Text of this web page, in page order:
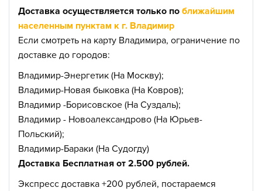
Доставка осуществляется только по ближайшим
населенным пунктам к г. Владимир
Если смотреть на карту Владимира, ограничение по
доставке до городов:
Владимир-Энергетик (На Москву);
Владимир-Новая быковка (На Ковров);
Владимир -Борисовское (На Суздаль);
Владимир - Новоалександрово (На Юрьев-
Польский);
Владимир-Бараки (На Судогду)
Доставка Бесплатная от 2.500 рублей.
Экспресс доставка +200 рублей, постараемся